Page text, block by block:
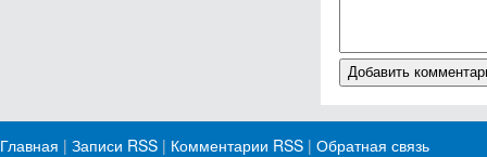
Главная | Записи RSS | Комментарии RSS | Обратная связь